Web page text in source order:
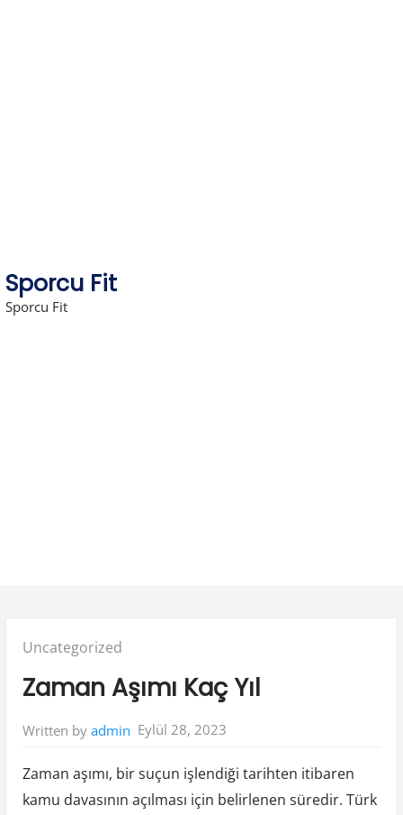
Sporcu Fit
Sporcu Fit
Posted
Uncategorized
Zaman Aşımı Kaç Yıl
Written by admin Eylül 28, 2023
Zaman aşımı, bir suçun işlendiği tarihten itibaren
kamu davasının açılması için belirlenen süredir. Türk